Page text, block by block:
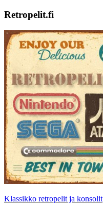
Retropelit.fi
Klassikko retropelit ja konsolit